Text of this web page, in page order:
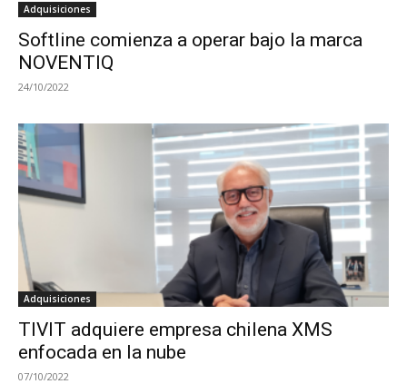
Adquisiciones
Softline comienza a operar bajo la marca
NOVENTIQ
24/10/2022
Adquisiciones
TIVIT adquiere empresa chilena XMS
enfocada en la nube
07/10/2022